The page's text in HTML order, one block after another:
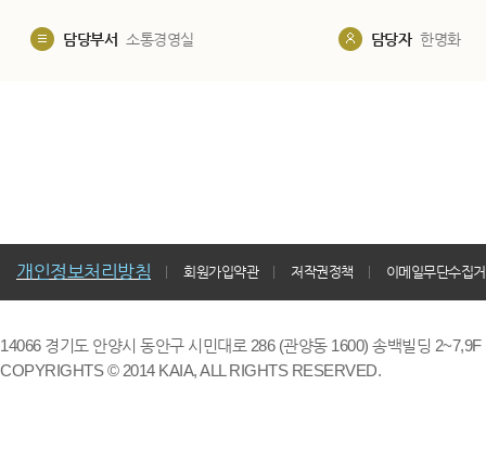
담당부서 소통경영실 담당자 한명화
개인정보처리방침 회원가입약관 저작권정책 이메일무단수집
14066 경기도 안양시 동안구 시민대로 286 (관양동 1600) 송백빌딩
COPYRIGHTS © 2014 KAIA, ALL RIGHTS RESERVED.